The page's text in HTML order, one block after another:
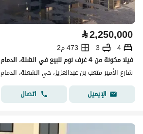
⃁2,250,000
4
3
473 م2
فيلا مكونة من 4 غرف نوم للبيع في الشلة، الدمام
شارع الأمير متعب بن عبدالعزيز، حي الشعلة، الدمام
الإيميل
اتصال